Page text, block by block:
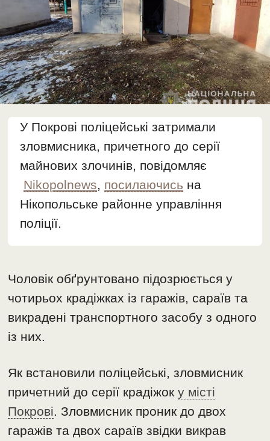
У Покрові поліцейські затримали
зловмисника, причетного до серії
майнових злочинів, повідомляє
Nikopolnews, посилаючись на
Нікопольське районне управління
поліції.
Чоловік обґрунтовано підозрюється у
чотирьох крадіжках із гаражів, сараїв та
викрадені транспортного засобу з одного
із них.
Як встановили поліцейські, зловмисник
причетний до серії крадіжоку місті
Покрові. Зловмисник проник до двох
гаражів та двох сараїв звідки викрав